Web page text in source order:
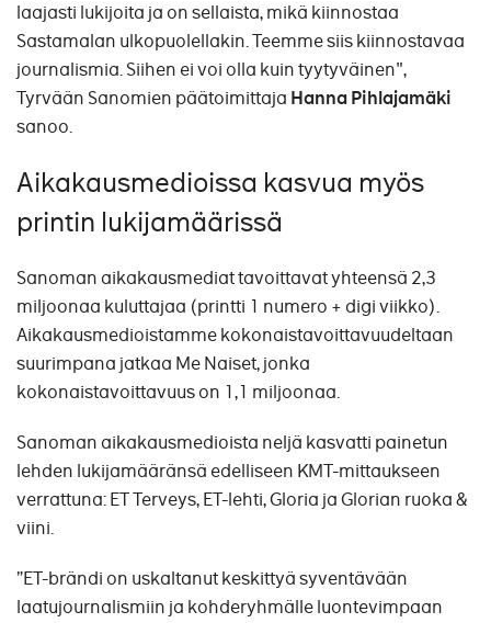
laajasti lukijoita ja on sellaista, mikä kiinnostaa
Sastamalan ulkopuolellakin. Teemme siis kiinnostavaa
journalismia. Siihen ei voi olla kuin tyytyväinen",
Tyrvään Sanomien päätoimittaja Hanna Pihlajamäki
sanoo.
Aikakausmedioissa kasvua myös
printin lukijamäärissä
Sanoman aikakausmediat tavoittavat yhteensä 2,3
miljoonaa kuluttajaa (printti 1 numero + digi viikko).
Aikakausmedioistamme kokonaistavoittavuudeltaan
suurimpana jatkaa Me Naiset, jonka
kokonaistavoittavuus on 1,1 miljoonaa.
Sanoman aikakausmedioista neljä kasvatti painetun
lehden lukijamääränsä edelliseen KMT-mittaukseen
verrattuna: ET Terveys, ET-lehti, Gloria ja Glorian ruoka &
viini.
”ET-brändi on uskaltanut keskittyä syventävään
laatujournalismiin ja kohderyhmälle luontevimpaan